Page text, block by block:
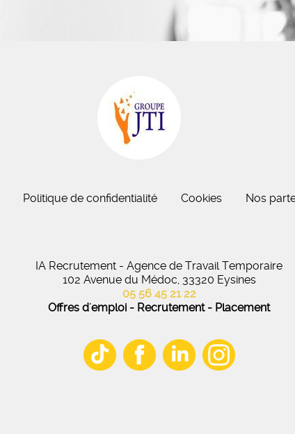
Politique de confidentialité Cookies Nos
IA Recrutement - Agence de Travail Temporaire
102 Avenue du Médoc, 33320 Eysines
05 56 45 21 22
Offres d'emploi - Recrutement - Placement